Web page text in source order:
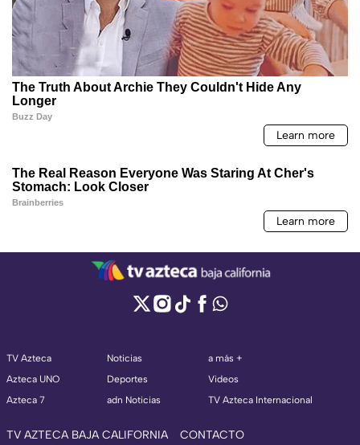
TV Azteca
Azteca UNO
Azteca 7
Noticias
Deportes
adn Noticias
a más +
Videos
TV Azteca Internacional
TV AZTECA BAJA CALIFORNIA CONTACTO